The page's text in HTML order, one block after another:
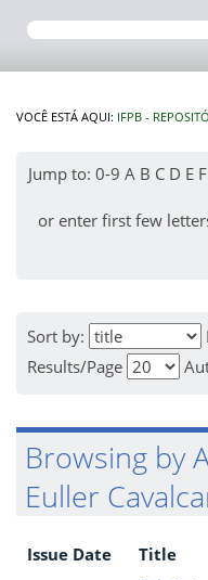
VOCÊ ESTÁ AQUI: IFPB -
Jump to: 0-9 A B C D E F
or enter first few
Sort by:
Results/Page
Browsing by
Euller
Issue Date Title